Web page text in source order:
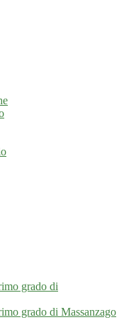
grado di
grado di Massanzago